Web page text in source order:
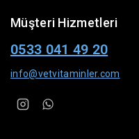
Müşteri Hizmetleri
0533 041 49 20
info@vetvitaminler.com